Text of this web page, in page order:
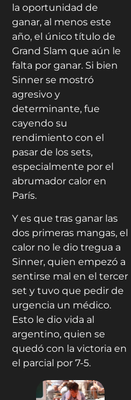
la oportunidad de
ganar, al menos este
año, el único título de
Grand Slam que aún le
falta por ganar. Si bien
Sinner se mostró
agresivo y
determinante, fue
cayendo su
rendimiento con el
pasar de los sets,
especialmente por el
abrumador calor en
París.
Y es que tras ganar las
dos primeras mangas, el
calor no le dio tregua a
Sinner, quien empezó a
sentirse mal en el tercer
set y tuvo que pedir de
urgencia un médico.
Esto le dio vida al
argentino, quien se
quedó con la victoria en
el parcial por 7-5.